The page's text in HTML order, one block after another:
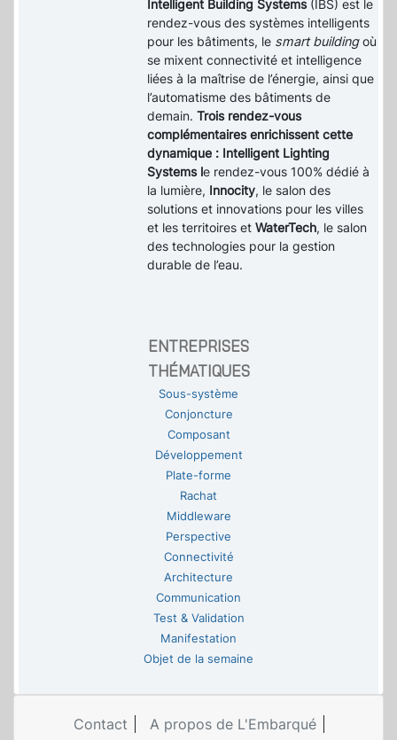
Intelligent Building Systems(IBS) est le
rendez-vous des systèmes intelligents
pour les bâtiments, le smart buildingoù
se mixent connectivité et intelligence
liées à la maîtrise de l’énergie, ainsi que
l’automatisme des bâtiments de
demain.Trois rendez-vous
complémentaires enrichissent cette
dynamique : Intelligent Lighting
Systems le rendez-vous 100% dédié à
la lumière, Innocity, le salon des
solutions et innovations pour les villes
et les territoires etWaterTech, le salon
des technologies pour la gestion
durable de l’eau.
ENTREPRISES
THÉMATIQUES
Sous-système
Conjoncture
Composant
Développement
Plate-forme
Rachat
Middleware
Perspective
Connectivité
Architecture
Communication
Test & Validation
Manifestation
Objet de la semaine
Contact A propos de L'Embarqué